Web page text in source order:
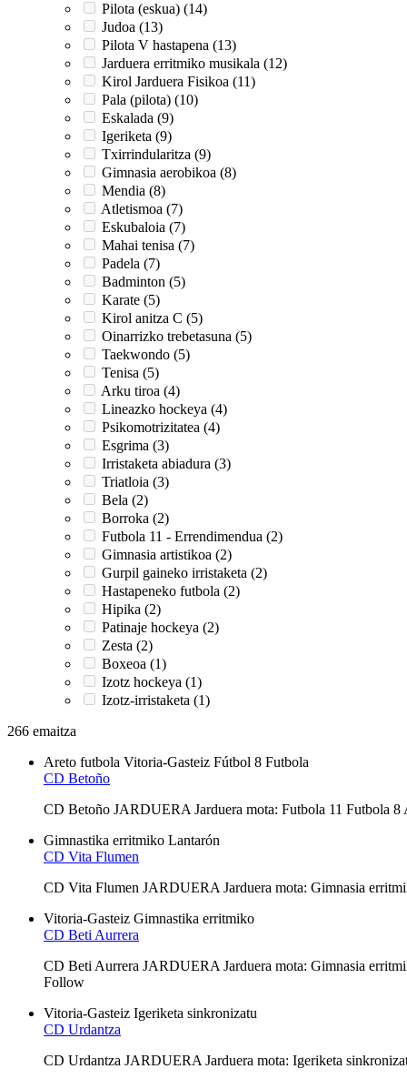
Pilota (eskua) (14)
Judoa (13)
Pilota V hastapena (13)
Jarduera erritmiko musikala (12)
Kirol Jarduera Fisikoa (11)
Pala (pilota) (10)
Eskalada (9)
Igeriketa (9)
Txirrindularitza (9)
Gimnasia aerobikoa (8)
Mendia (8)
Atletismoa (7)
Eskubaloia (7)
Mahai tenisa (7)
Padela (7)
Badminton (5)
Karate (5)
Kirol anitza C (5)
Oinarrizko trebetasuna (5)
Taekwondo (5)
Tenisa (5)
Arku tiroa (4)
Lineazko hockeya (4)
Psikomotrizitatea (4)
Esgrima (3)
Irristaketa abiadura (3)
Triatloia (3)
Bela (2)
Borroka (2)
Futbola 11 - Errendimendua (2)
Gimnasia artistikoa (2)
Gurpil gaineko irristaketa (2)
Hastapeneko futbola (2)
Hipika (2)
Patinaje hockeya (2)
Zesta (2)
Boxeoa (1)
Izotz hockeya (1)
Izotz-irristaketa (1)
266 emaitza
Areto futbola Vitoria-Gasteiz Fútbol 8 Futbola
CD Betoño
CD Betoño JARDUERA Jarduera mota: Futbola 11 Futbola
Gimnastika erritmiko Lantarón
CD Vita Flumen
CD Vita Flumen JARDUERA Jarduera mota: Gimnasia
Vitoria-Gasteiz Gimnastika erritmiko
CD Beti Aurrera
CD Beti Aurrera JARDUERA Jarduera mota: Gimnasia
Follow
Vitoria-Gasteiz Igeriketa sinkronizatu
CD Urdantza
CD Urdantza JARDUERA Jarduera mota: Igeriketa